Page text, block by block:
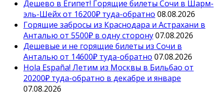
Дешево в Египет! Горящие билеты Сочи в Шарм-
эль-Шейх от 16200₽ туда-обратно 08.08.2026
Горящие забросы из Краснодара и Астрахани в
Анталью от 5500₽ в одну сторону07.08.2026
Дешевые и не горящие билеты из Сочи в
Анталью от 14600₽ туда-обратно 07.08.2026
Hola España! Летим из Москвы в Бильбао от
20200₽ туда-обратно в декабре и январе
07.08.2026